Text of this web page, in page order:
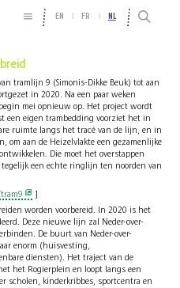
EN FR NL
tramlijn 9 (Simonis-Dikke Beuk) tot aan
in 2020. Na een paar weken
mei opnieuw op. Het project wordt
een eigen trambedding voorziet het in
ruimte langs het tracé van de lijn, en in
om aan de Heizelvlakte een gezamenlijke
Die moet het overstappen
een echte ringlijn ten noorden van
]
worden voorbereid. In 2020 is het
Deze nieuwe lijn zal Neder-over-
De buurt van Neder-over-
enorm (huisvesting,
diensten). Het traject van de
het Rogierplein en loopt langs een
scholen, kinderkribbes, sportcentra en